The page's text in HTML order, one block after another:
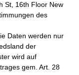
St, 16th Floor New
des
Daten werden nur
der
wird auf
gem. Art. 28